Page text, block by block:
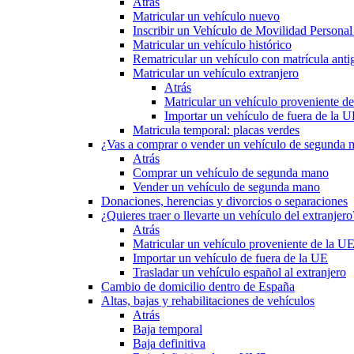
Matricular un vehículo nuevo
Inscribir un Vehículo de Movilidad
Matricular un vehículo histórico
Rematricular un vehículo con matrícula
Matricular un vehículo extranjero
Atrás
Matricular un vehículo proveniente
Importar un vehículo de fuera de la
Matricula temporal: placas verdes
¿Vas a comprar o vender un vehículo de segunda
Atrás
Comprar un vehículo de segunda mano
Vender un vehículo de segunda mano
Donaciones, herencias y divorcios o separaciones
¿Quieres traer o llevarte un vehículo del
Atrás
Matricular un vehículo proveniente de la UE
Importar un vehículo de fuera de la UE
Trasladar un vehículo español al extranjero
Cambio de domicilio dentro de España
Altas, bajas y rehabilitaciones de vehículos
Atrás
Baja temporal
Baja definitiva